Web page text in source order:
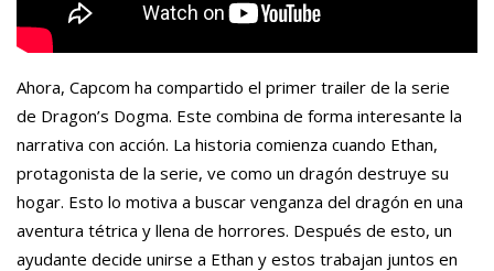
Ahora, Capcom ha compartido el primer trailer de la serie
de Dragon’s Dogma. Este combina de forma interesante la
narrativa con acción. La historia comienza cuando Ethan,
protagonista de la serie, ve como un dragón destruye su
hogar. Esto lo motiva a buscar venganza del dragón en una
aventura tétrica y llena de horrores. Después de esto, un
ayudante decide unirse a Ethan y estos trabajan juntos en